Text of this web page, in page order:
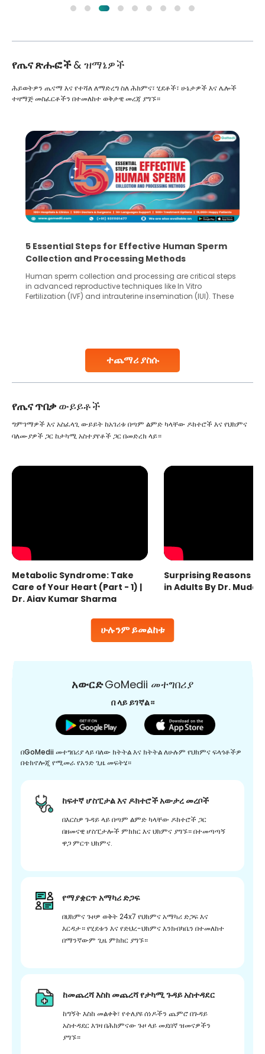
የጤና ጽሑፎች& ዝማኔዎች
ተጨማሪ ያስሱ
ሕይወትዎን ጤናማ እና የተሻለ ለማድረግ ስለ ሕክምና፣ ሂደቶች፣ ሁኔታዎች እና ሌሎች
ተዛማጅ መስፈርቶችን በተመለከተ ወቅታዊ መረጃ ያግኙ።
5 Essential Steps for Effective Human Sperm
Collection and Processing Methods
Human sperm collection and processing are critical steps
in advanced reproductive techniques like In Vitro
Fertilization (IVF) and intrauterine insemination (IUI). These
collected, they process the
የጤና ጥበቃውይይቶች
ሁሉንም ይመልከቱ
ግምገማዎች እና አስፈላጊ ውይይት ከአገሪቱ በጣም ልምድ ካላቸው ዶክተሮች እና የህክምና
ባለሙያዎች ጋር ከታካሚ አስተያየቶች ጋር በመድረክ ላይ።
Metabolic Syndrome: Take
Care of Your Heart (Part - 1) |
Dr. Ajay Kumar Sharma
Surprising Reasons
in Adults By Dr.
አውርድGoMedii መተግበሪያ
በ ላይ ይገኛል።
በGoMedii መተግበሪያ ላይ ባለው ክትትል እና ክትትል ለሁሉም የህክምና ፍላጎቶችዎ
በቴክኖሎጂ የሚመራ የአንድ ጊዜ መፍትሄ።
ከፍተኛ ሆስፒታል እና ዶክተሮች አውታረ መረቦች
በእርስዎ ጉዳይ ላይ በጣም ልምድ ካላቸው ዶክተሮች ጋር
በዘመናዊ ሆስፒታሎች ምክክር እና ህክምና ያግኙ። በተመጣጣኝ
ዋጋ ምርጥ ህክምና.
የማያቋርጥ አማካሪ ድጋፍ
በህክምና ጉዞዎ ወቅት 24x7 የህክምና አማካሪ ድጋፍ እና
እርዳታ። የሂደቱን እና የድህረ-ህክምና እንክብካቤን በተመለከተ
በማንኛውም ጊዜ ምክክር ያግኙ።
ከመጨረሻ እስከ መጨረሻ የታካሚ ጉዳይ አስተዳደር
ከግኝት እስከ መልቀቅ፣ የተለያዩ ሰነዶችን ጨምሮ በጉዳይ
አስተዳደር እገዛ በሕክምናው ጉዞ ላይ መደበኛ ዝመናዎችን
ያግኙ።